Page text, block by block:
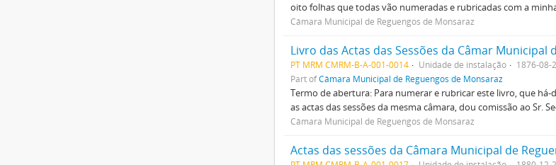
oito folhas que todas vão numeradas e rubricadas com a
Câmara Municipal de Reguengos de Monsaraz
PT MRM CMRM-B-A-001-0014 Unidade de instalação
1876-08-
Part ofCâmara Municipal de Reguengos de Monsaraz
Termo de abertura: Para numerar e rubricar este livro, que
as actas das sessões da mesma câmara, dou comissão ao Sr.
Câmara Municipal de Reguengos de Monsaraz
Actas das sessões da Câmara Municipal de